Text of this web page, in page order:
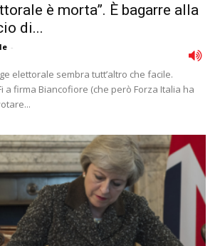
è morta”. È bagarre alla
di...
-
elettorale sembra tutt’altro che facile.
a firma Biancofiore (che però Forza Italia ha